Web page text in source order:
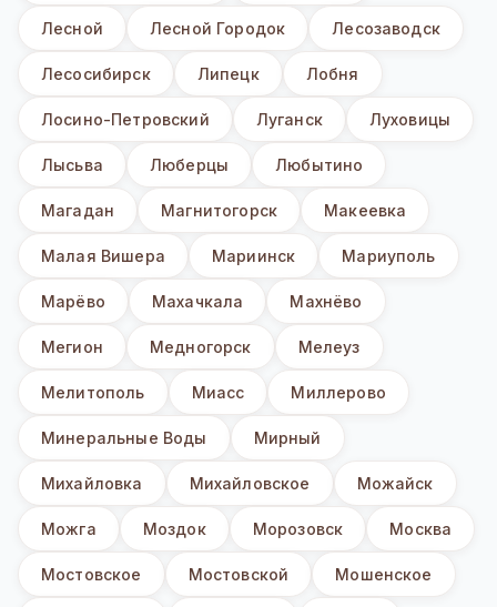
Лесной Лесной Городок Лесозаводск
Лесосибирск Липецк Лобня
Лосино-Петровский Луганск Луховицы
Лысьва Люберцы Любытино
Магадан Магнитогорск Макеевка
Малая Вишера Мариинск Мариуполь
Марёво Махачкала Махнёво
Мегион Медногорск Мелеуз
Мелитополь Миасс Миллерово
Минеральные Воды Мирный
Михайловка Михайловское Можайск
Можга Моздок Морозовск Москва
Мостовское Мостовской Мошенское